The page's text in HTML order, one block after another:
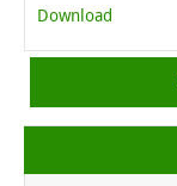
Download